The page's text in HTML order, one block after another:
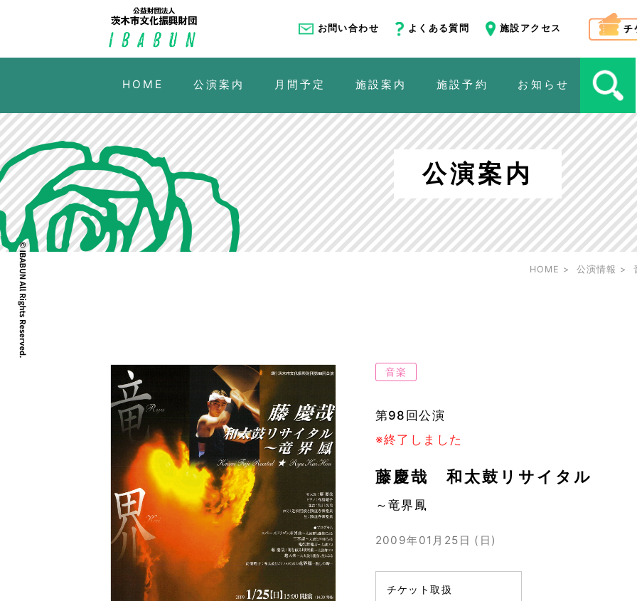
お問い合わせ よくある質問 施設アクセス
HOME 公演案内 月間予定 施設案内 施設予約 お知らせ
公演案内
HOME 公演情報
音楽
第98回公演
※終了しました
藤慶哉 和太鼓リサイタル
～竜界鳳
2009年01月25日 (日)
チケット取扱